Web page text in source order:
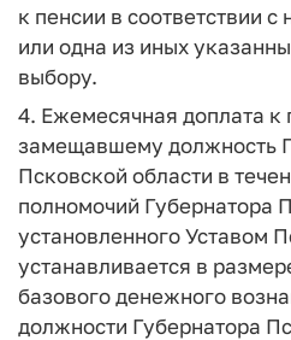
к пенсии в соответствии
или одна из иных
выбору.
4. Ежемесячная доплата к
замещавшему должность
Псковской области в
полномочий Губернатора
установленного Уставом
устанавливается в
базового денежного
должности Губернатора